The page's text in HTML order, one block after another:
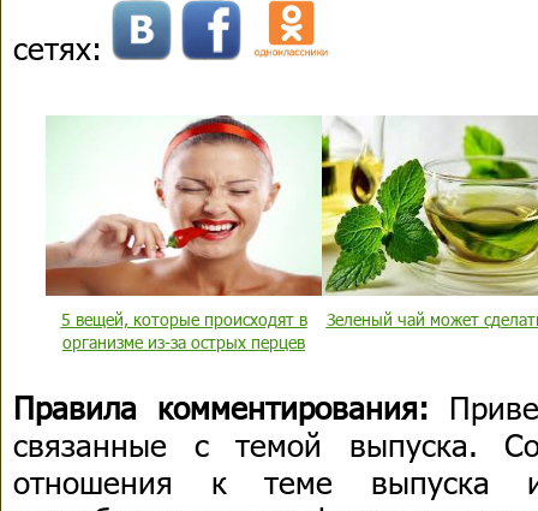
сетях:
5 вещей, которые происходят в
организме из-за острых перцев
Зеленый чай может
Правила комментирования:
связанные с темой выпуска.
отношения к теме выпуска